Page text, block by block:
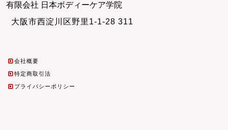
有限会社 日本ボディーケア学院
大阪市西淀川区野里1-1-28 311
会社概要
特定商取引法
プライバシーポリシー